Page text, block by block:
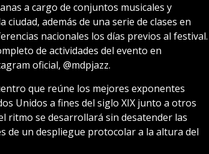
a cargo de conjuntos musicales y
ciudad, además de una serie de clases en
nacionales los días previos al festival.
de actividades del evento en
oficial, @mdpjazz.
que reúne los mejores exponentes
Unidos a fines del siglo XIX junto a otros
ritmo se desarrollará sin desatender las
de un despliegue protocolar a la altura del